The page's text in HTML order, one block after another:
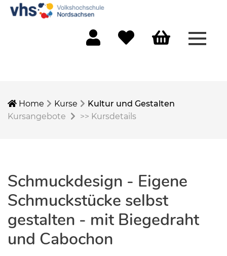
Home Kurse
Kultur und Gestalten
Kursangebote
>> Kursdetails
Schmuckdesign - Eigene
Schmuckstücke selbst
gestalten - mit Biegedraht
und Cabochon